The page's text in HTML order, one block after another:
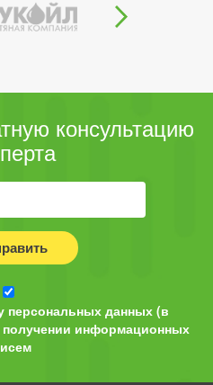
консультацию
персональных данных (в
информационных